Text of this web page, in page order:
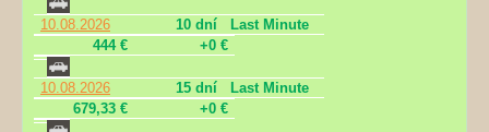
10.08.2026 10 dní
Last Minute
444 €
+0 €
10.08.2026 15 dní
Last Minute
679,33 €
+0 €